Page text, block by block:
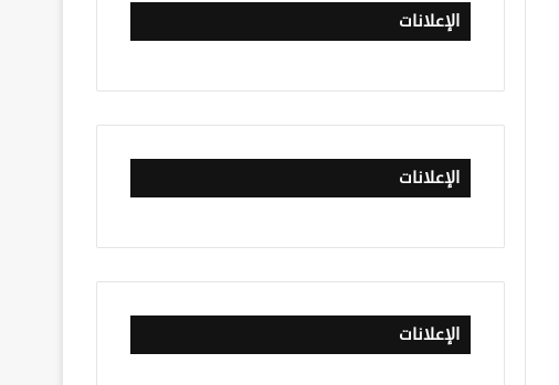
الإعلانات
الإعلانات
الإعلانات